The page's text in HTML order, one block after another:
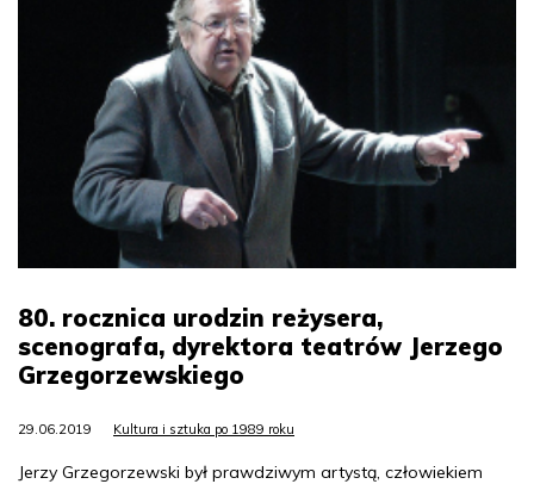
80. rocznica urodzin reżysera,
scenografa, dyrektora teatrów Jerzego
Grzegorzewskiego
29.06.2019 Kultura i sztuka po 1989 roku
Jerzy Grzegorzewski był prawdziwym artystą, człowiekiem